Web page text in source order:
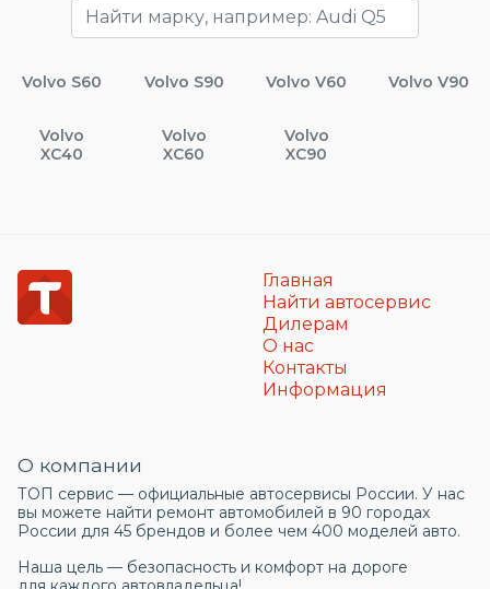
Volvo S60 Volvo S90 Volvo V60 Volvo V90
Volvo
XC40
Volvo
XC60
Volvo
XC90
Главная
Найти автосервис
Дилерам
О нас
Контакты
Информация
О компании
ТОП сервис — официальные автосервисы России. У нас
вы можете найти ремонт автомобилей в 90 городах
России для 45 брендов и более чем 400 моделей авто.
Наша цель — безопасность и комфорт на дороге